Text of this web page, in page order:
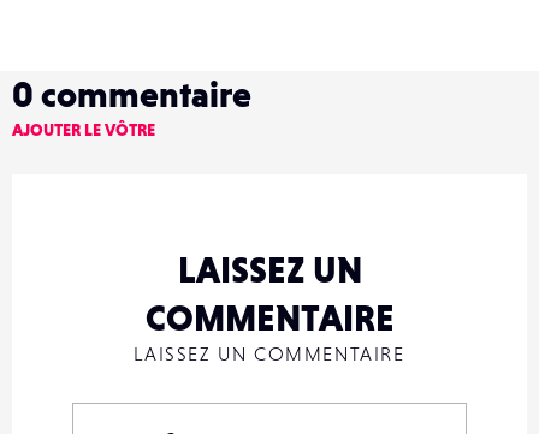
0 commentaire
AJOUTER LE VÔTRE
LAISSEZ UN
COMMENTAIRE
LAISSEZ UN COMMENTAIRE